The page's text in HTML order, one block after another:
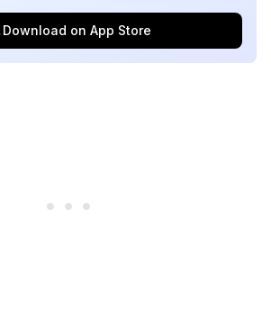
Download on App Store